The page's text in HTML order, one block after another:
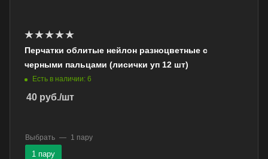
Перчатки облитые нейлон разноцветные с
черными пальцами (лисички уп 12 шт)
Есть в наличии: 6
40 руб./шт
Выбрать — 1 пару
1 пару